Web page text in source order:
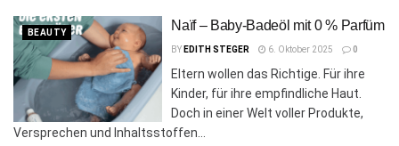
BEAUTY Naïf – Baby-Badeöl mit 0 % Parfüm
BY EDITH STEGER 6. Oktober 2025 0
Eltern wollen das Richtige. Für ihre
Kinder, für ihre empfindliche Haut.
Doch in einer Welt voller Produkte,
Versprechen und Inhaltsstoffen...